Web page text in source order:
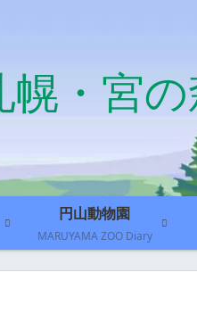
・宮の
円山動物園
MARUYAMA ZOO Diary